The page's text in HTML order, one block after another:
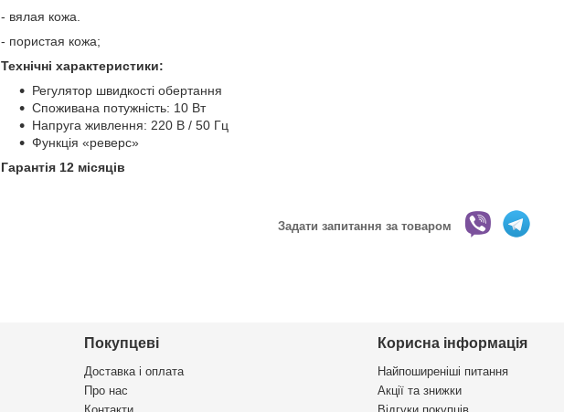
- вялая кожа.
- пористая кожа;
Технічні характеристики:
Регулятор швидкості обертання
Споживана потужність: 10 Вт
Напруга живлення: 220 В / 50 Гц
Функція «реверс»
Гарантія 12 місяців
Задати запитання за товаром
Покупцеві
Доставка і оплата
Про нас
Корисна інформація
Найпоширеніші питання
Акції та знижки